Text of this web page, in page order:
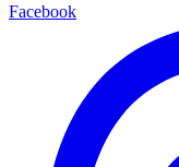
Facebook